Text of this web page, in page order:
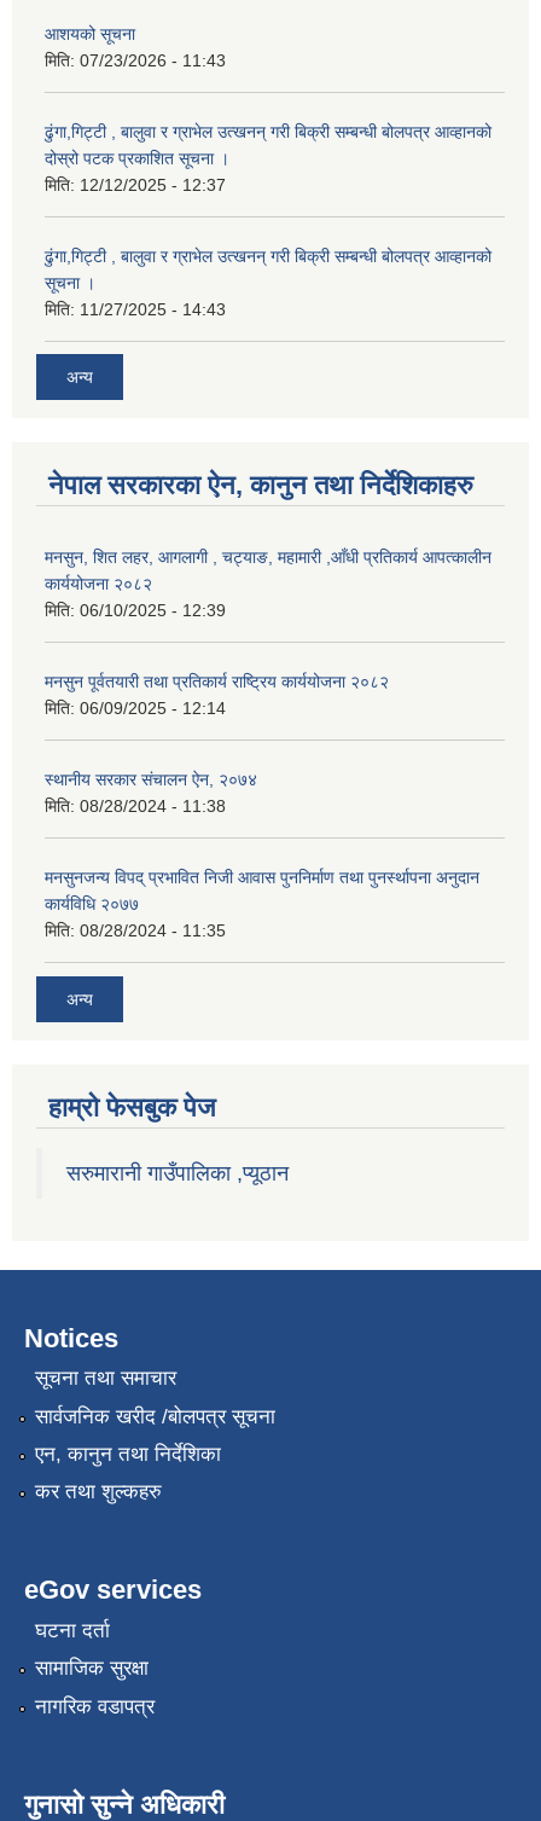
आशयको सूचना
मिति: 07/23/2026 - 11:43
ढुंगा,गिट्टी , बालुवा र ग्राभेल उत्खनन् गरी बिक्री सम्बन्धी बोलपत्र आव्हानको
दोस्रो पटक प्रकाशित सूचना ।
मिति: 12/12/2025 - 12:37
ढुंगा,गिट्टी , बालुवा र ग्राभेल उत्खनन् गरी बिक्री सम्बन्धी बोलपत्र आव्हानको
सूचना ।
मिति: 11/27/2025 - 14:43
अन्य
नेपाल सरकारका ऐन, कानुन तथा निर्देशिकाहरु
मनसुन, शित लहर, आगलागी , चट्याङ, महामारी ,आँधी प्रतिकार्य आपत्कालीन
कार्ययोजना २०८२
मिति: 06/10/2025 - 12:39
मनसुन पूर्वतयारी तथा प्रतिकार्य राष्ट्रिय कार्ययोजना २०८२
मिति: 06/09/2025 - 12:14
स्थानीय सरकार संचालन ऐन, २०७४
मिति: 08/28/2024 - 11:38
मनसुनजन्य विपद् प्रभावित निजी आवास पुननिर्माण तथा पुनर्स्थापना अनुदान
कार्यविधि २०७७
मिति: 08/28/2024 - 11:35
अन्य
हाम्राे फेसबुक पेज
सरुमारानी गाउँपालिका ,प्यूठान
Notices
सूचना तथा समाचार
सार्वजनिक खरीद /बोलपत्र सूचना
एन, कानुन तथा निर्देशिका
कर तथा शुल्कहरु
eGov services
घटना दर्ता
सामाजिक सुरक्षा
नागरिक वडापत्र
गुनासो सुन्ने अधिकारी